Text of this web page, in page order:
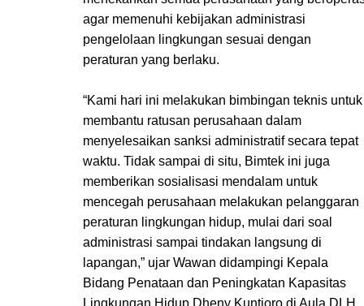
agar memenuhi kebijakan administrasi
pengelolaan lingkungan sesuai dengan
peraturan yang berlaku.
“Kami hari ini melakukan bimbingan teknis untuk
membantu ratusan perusahaan dalam
menyelesaikan sanksi administratif secara tepat
waktu. Tidak sampai di situ, Bimtek ini juga
memberikan sosialisasi mendalam untuk
mencegah perusahaan melakukan pelanggaran
peraturan lingkungan hidup, mulai dari soal
administrasi sampai tindakan langsung di
lapangan,” ujar Wawan didampingi Kepala
Bidang Penataan dan Peningkatan Kapasitas
Lingkungan Hidup Dheny Kuntjoro di Aula DLH